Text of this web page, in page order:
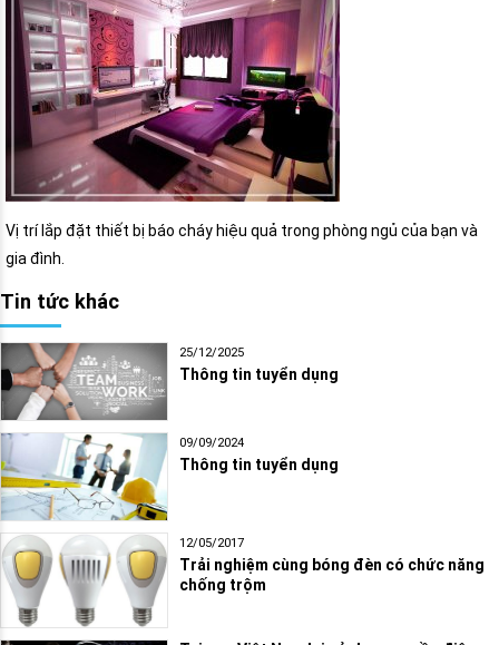
Vị trí lắp đặt thiết bị báo cháy hiệu quả trong phòng ngủ của bạn và
gia đình.
Tin tức khác
25/12/2025
Thông tin tuyển dụng
09/09/2024
Thông tin tuyển dụng
12/05/2017
Trải nghiệm cùng bóng đèn có chức năng
chống trộm